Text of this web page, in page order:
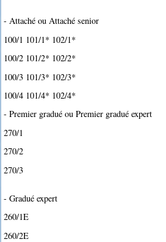
- Attaché ou Attaché senior
100/1 101/1* 102/1*
100/2 101/2* 102/2*
100/3 101/3* 102/3*
100/4 101/4* 102/4*
- Premier gradué ou Premier gradué expert
270/1
270/2
270/3
- Gradué expert
260/1E
260/2E